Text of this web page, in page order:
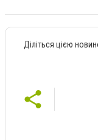
Діліться цією